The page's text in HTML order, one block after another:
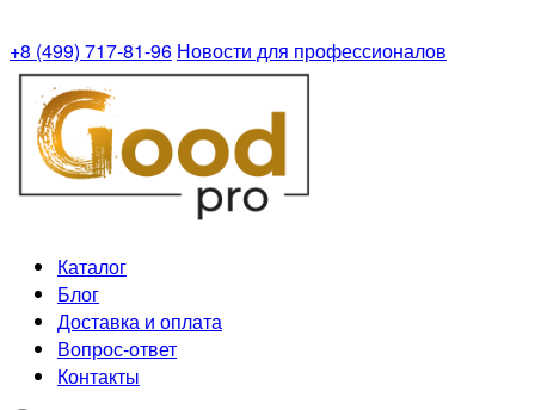
+8 (499) 717-81-96 Новости для профессионалов
Каталог
Блог
Доставка и оплата
Вопрос-ответ
Контакты